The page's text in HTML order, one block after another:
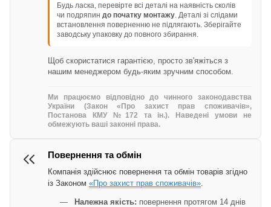
Будь ласка, перевірте всі деталі на наявність сколів
чи подряпин до початку монтажу . Деталі зі слідами
встановлення поверненню не підлягають. Зберігайте
заводську упаковку до повного збирання.
Щоб скористатися гарантією, просто зв'яжіться з
нашим менеджером будь-яким зручним способом.
Ми працюємо відповідно до чинного законодавства
України (Закон «Про захист прав споживачів»,
Постанова КМУ №172 та ін.). Наведені умови не
обмежують ваші законні права.
Повернення та обмін
Компанія здійснює повернення та обмін товарів згідно
із Законом «Про захист прав споживачів»
Належна якість: повернення протягом 14 днів